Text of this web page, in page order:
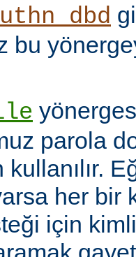
bu
parola
her bir
için